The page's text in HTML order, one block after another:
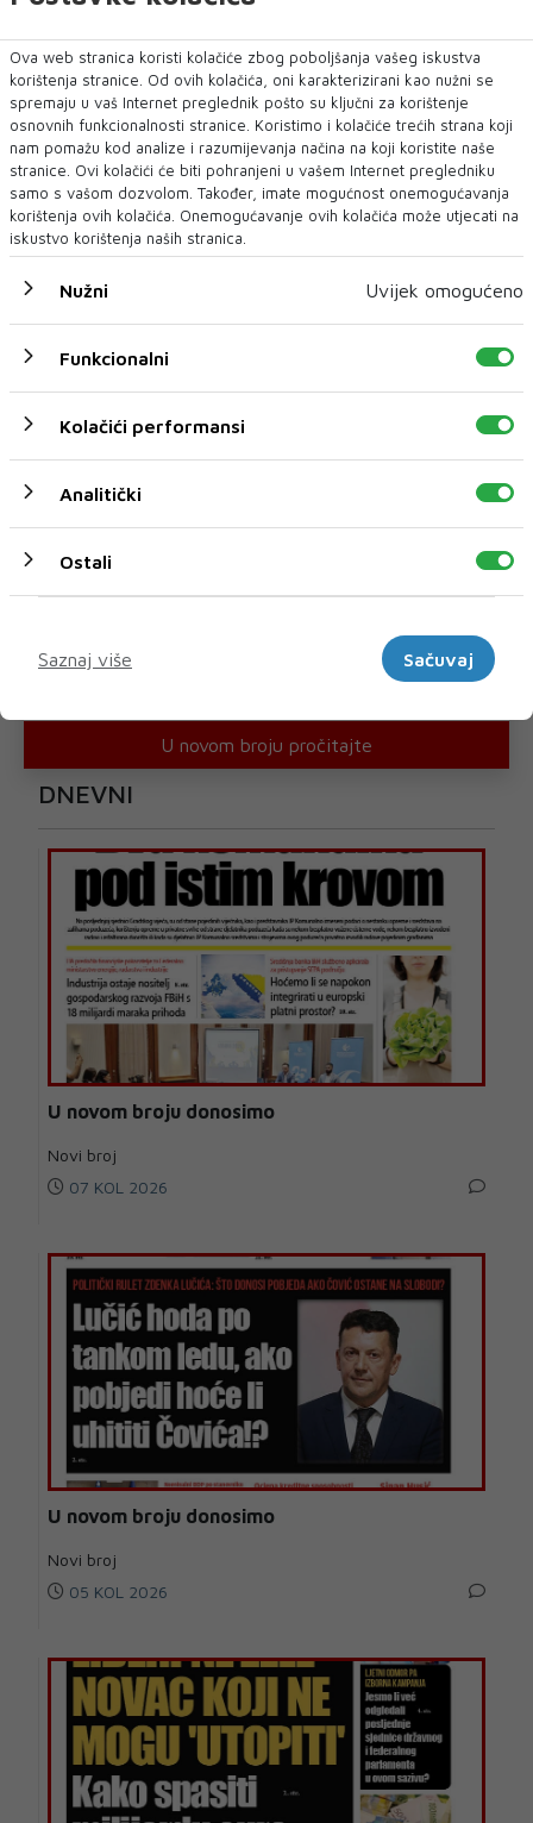
kaznenih djela kojima je prouz...
U novom broju pročitajte
DNEVNI
U novom broju donosimo
Novi broj
07 KOL 2026
U novom broju donosimo
Novi broj
05 KOL 2026
Ova web stranica koristi kolačiće zbog poboljšanja vašeg iskustva
korištenja stranice. Od ovih kolačića, oni karakterizirani kao nužni se
spremaju u vaš Internet preglednik pošto su ključni za korištenje
osnovnih funkcionalnosti stranice. Koristimo i kolačiće trećih strana koji
nam pomažu kod analize i razumijevanja načina na koji koristite naše
stranice. Ovi kolačići će biti pohranjeni u vašem Internet pregledniku
samo s vašom dozvolom. Također, imate mogućnost onemogućavanja
korištenja ovih kolačića. Onemogućavanje ovih kolačića može utjecati na
iskustvo korištenja naših stranica.
Nužni Uvijek omogućeno
Funkcionalni
Kolačići performansi
Analitički
Ostali
Saznaj više
Sačuvaj